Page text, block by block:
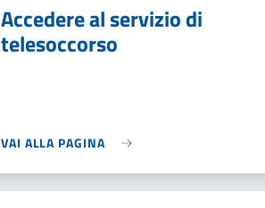
Accedere al servizio di
telesoccorso
VAI ALLA PAGINA